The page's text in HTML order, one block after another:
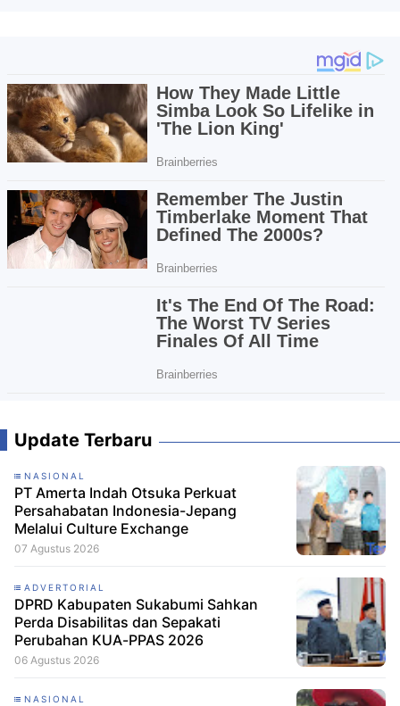
Update Terbaru
NASIONAL
PT Amerta Indah Otsuka Perkuat
Persahabatan Indonesia-Jepang
Melalui Culture Exchange
07 Agustus 2026
ADVERTORIAL
DPRD Kabupaten Sukabumi Sahkan
Perda Disabilitas dan Sepakati
Perubahan KUA-PPAS 2026
06 Agustus 2026
NASIONAL